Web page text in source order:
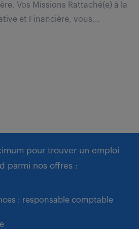
Vos Missions Rattaché(e) à la
et Financière, vous...
pour trouver un emploi
parmi nos offres :
: responsable comptable